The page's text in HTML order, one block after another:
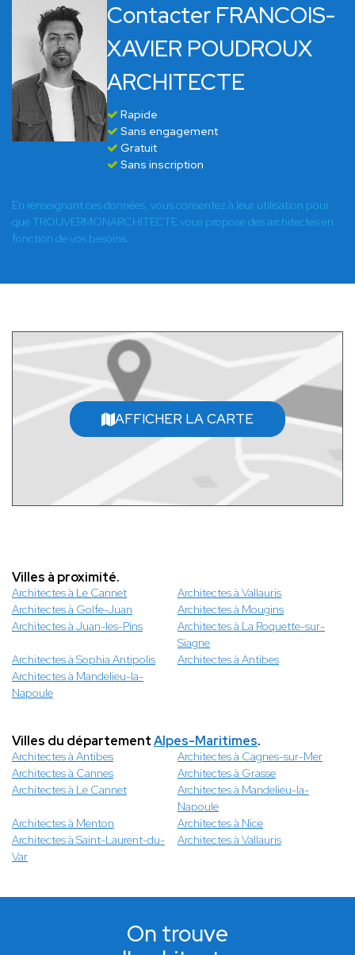
Contacter FRANCOIS-
XAVIER POUDROUX
ARCHITECTE
Rapide
Sans engagement
Gratuit
Sans inscription
En renseignant ces données, vous consentez à leur utilisation pour
que TROUVERMONARCHITECTE vous propose des architectes en
fonction de vos besoins.
AFFICHER LA CARTE
Villes à proximité.
Architectes à Le Cannet
Architectes à Vallauris
Architectes à Golfe-Juan
Architectes à Mougins
Architectes à Juan-les-Pins
Architectes à La Roquette-sur-
Siagne
Architectes à Sophia Antipolis
Architectes à Antibes
Architectes à Mandelieu-la-
Napoule
Villes du départementAlpes-Maritimes.
Architectes à Antibes
Architectes à Cagnes-sur-Mer
Architectes à Cannes
Architectes à Grasse
Architectes à Le Cannet
Architectes à Mandelieu-la-
Napoule
Architectes à Menton
Architectes à Nice
Architectes à Saint-Laurent-du-
Var
Architectes à Vallauris
On trouve